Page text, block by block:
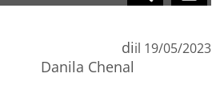
di
Danila Chenal
il 19/05/2023